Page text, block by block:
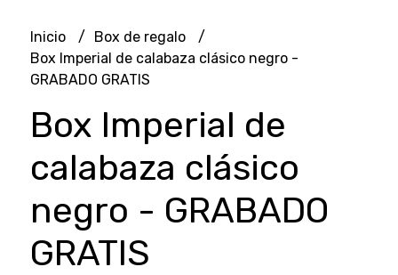
Inicio
Box de regalo
Box Imperial de calabaza clásico negro -
GRABADO GRATIS
Box Imperial de
calabaza clásico
negro - GRABADO
GRATIS